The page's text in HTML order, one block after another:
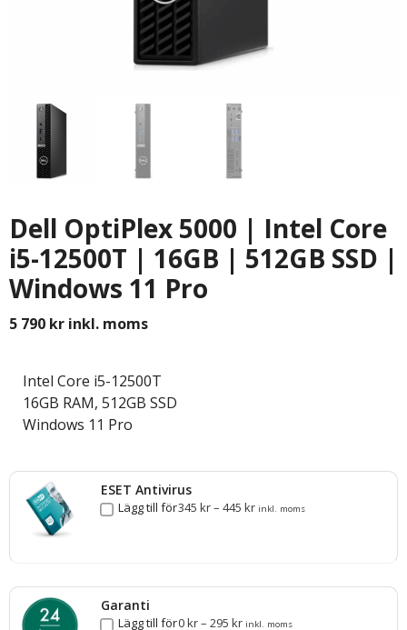
Dell OptiPlex 5000 | Intel Core
i5-12500T | 16GB | 512GB SSD |
Windows 11 Pro
5 790 kr inkl. moms
Intel Core i5-12500T
16GB RAM, 512GB SSD
Windows 11 Pro
ESET Antivirus
Lägg till för345kr–445kr inkl. moms
Garanti
Lägg till för0kr–295kr inkl. moms